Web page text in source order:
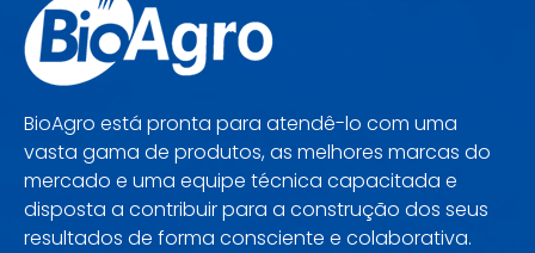
BioAgro está pronta para atendê-lo com uma
vasta gama de produtos, as melhores marcas do
mercado e uma equipe técnica capacitada e
disposta a contribuir para a construção dos seus
resultados de forma consciente e colaborativa.